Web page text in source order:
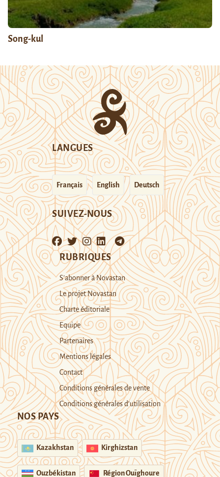
Song-kul
LANGUES
Français English Deutsch
SUIVEZ-NOUS
RUBRIQUES
S’abonner à Novastan
Le projet Novastan
Charte éditoriale
Equipe
Partenaires
Mentions légales
Contact
Conditions générales de vente
Conditions générales d’utilisation
NOS PAYS
Kazakhstan Kirghizstan
Ouzbékistan Région Ouïghoure